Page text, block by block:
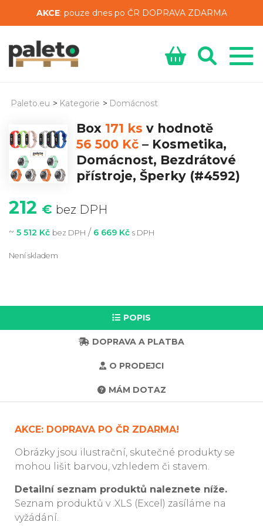
AKCE: pouze dnes po ČR DOPRAVA ZDARMA
Paleto.eu > Kategorie > Domácnost
Box 171 ks v hodnotě
56 500 Kč – Kosmetika,
Domácnost, Bezdrátové
přístroje, Šperky (#4592)
212 € bez DPH
~ 5 512 Kč bez DPH / 6 669 Kč s DPH
Není skladem
POPIS
DOPRAVA A PLATBA
O PRODEJCI
MÁM DOTAZ
AKCE: DOPRAVA PO ČR ZDARMA!
Obrázky jsou ilustrační, skutečné produkty se
mohou lišit barvou, vzhledem či stavem.
Detailní seznam produktů naleznete níže.
Seznam produktů v .XLS (Excel) zasíláme na
vyžádání.